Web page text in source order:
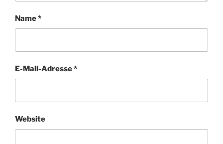
Name*
E-Mail-Adresse*
Website